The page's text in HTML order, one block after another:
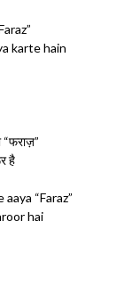
karte hain
है
“Faraz”
hai